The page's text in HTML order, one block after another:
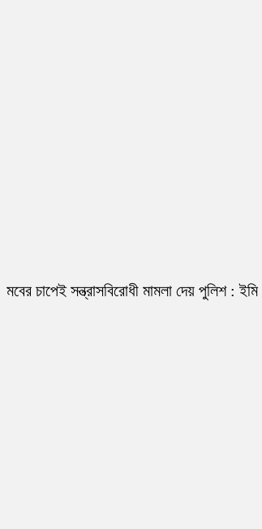
মবের চাপেই সন্ত্রাসবিরোধী মামলা দেয় পুলিশ : ইমি